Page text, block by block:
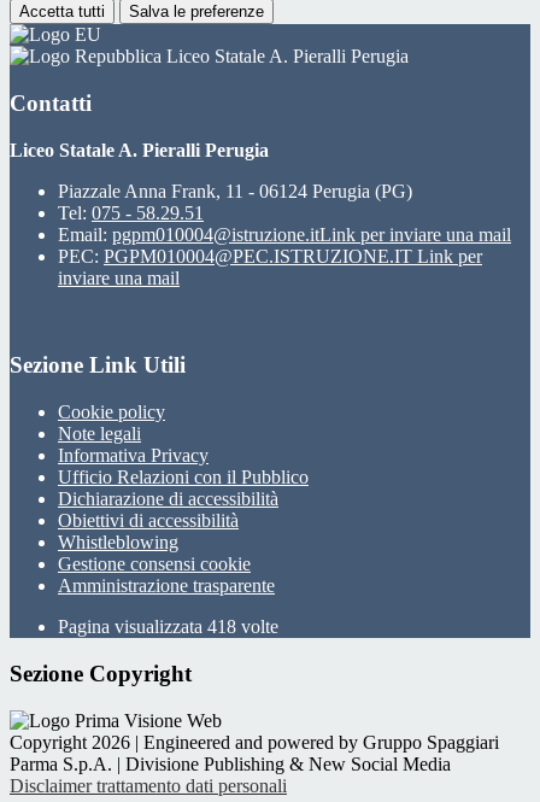
Accetta tutti Salva le preferenze
Liceo Statale A. Pieralli Perugia
Contatti
Liceo Statale A. Pieralli Perugia
Piazzale Anna Frank, 11 - 06124 Perugia (PG)
Tel: 075 - 58.29.51
Email: pgpm010004@istruzione.itLink per inviare una mail
PEC: PGPM010004@PEC.ISTRUZIONE.IT Link per
inviare una mail
Sezione Link Utili
Cookie policy
Note legali
Informativa Privacy
Ufficio Relazioni con il Pubblico
Dichiarazione di accessibilità
Obiettivi di accessibilità
Whistleblowing
Gestione consensi cookie
Amministrazione trasparente
Pagina visualizzata 418 volte
Sezione Copyright
Copyright 2026 | Engineered and powered by Gruppo Spaggiari
Parma S.p.A. | Divisione Publishing & New Social Media
Disclaimer trattamento dati personali